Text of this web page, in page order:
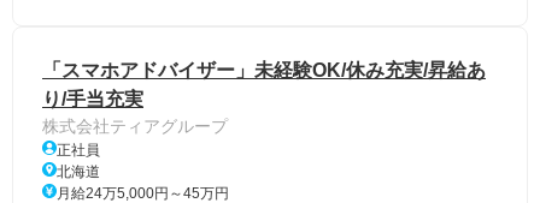
「スマホアドバイザー」未経験OK/休み充実/昇給あ
り/手当充実
株式会社ティアグループ
正社員
北海道
月給24万5,000円～45万円